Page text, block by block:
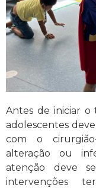
Antes de iniciar o
adolescentes
com o
alteração ou
atenção deve
intervenções